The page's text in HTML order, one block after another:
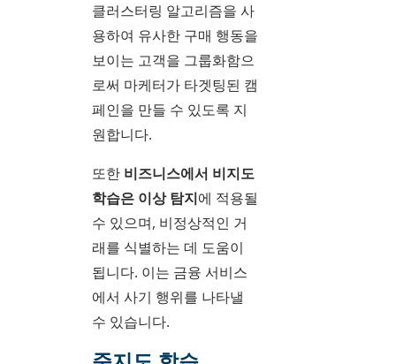
클러스터링 알고리즘을 사
용하여 유사한 구매 행동을
보이는 고객을 그룹화함으
로써 마케터가 타겟팅된 캠
페인을 만들 수 있도록 지
원합니다.
또한 비즈니스에서 비지도
학습은 이상 탐지에 적용될
수 있으며, 비정상적인 거
래를 식별하는 데 도움이
됩니다. 이는 금융 서비스
에서 사기 행위를 나타낼
수 있습니다.